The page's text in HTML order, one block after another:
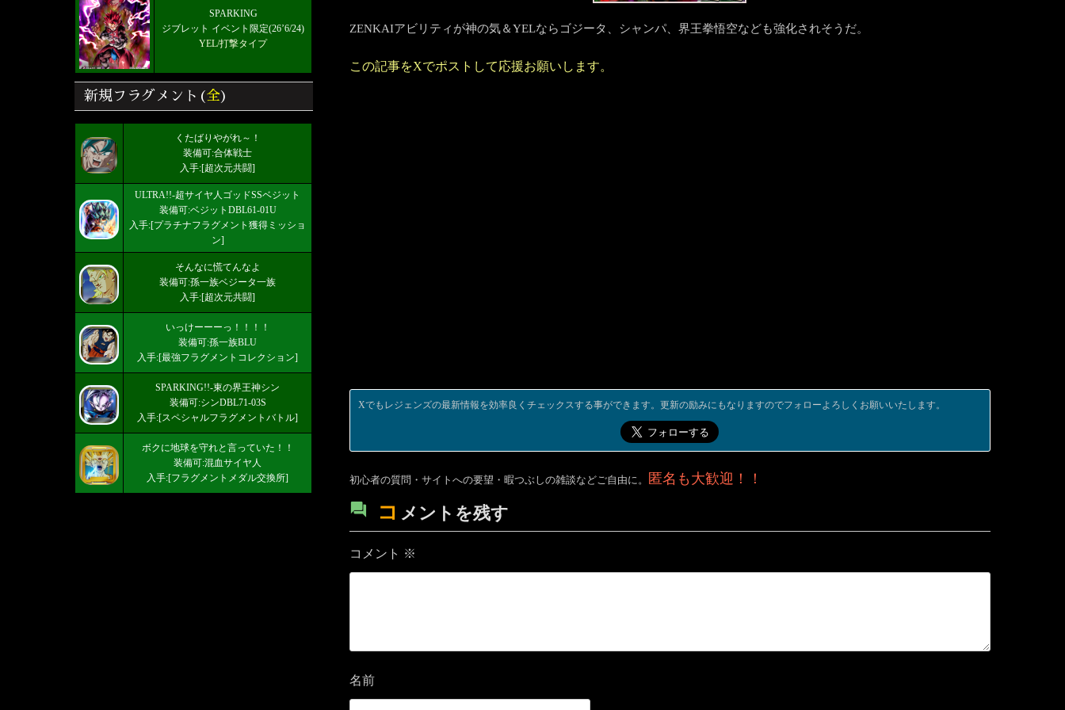
ZENKAIアビリティが神の気＆YELならゴジータ、シャンパ、界王拳悟空なども強化されそうだ。
この記事をXでポストして応援お願いします。
Xでもレジェンズの最新情報を効率良くチェックスする事ができます。更新の励みにもなりますのでフォローよろしくお願いいたします。
初心者の質問・サイトへの要望・暇つぶしの雑談などご自由に。 匿名も大歓迎！！
コ メントを残す
コメント ※
名前
SPARKING
ジブレット イベント限定(26’6/24)
YEL/打撃タイプ
新規フラグメント(全)
くたばりやがれ～！
装備可:合体戦士
入手:[超次元共闘]
ULTRA!!-超サイヤ人ゴッドSSベジット
装備可:ベジットDBL61-01U
入手:[プラチナフラグメント獲得ミッショ
ン]
そんなに慌てんなよ
装備可:孫一族ベジータ一族
入手:[超次元共闘]
いっけーーーっ！！！！
装備可:孫一族BLU
入手:[最強フラグメントコレクション]
SPARKING!!-東の界王神シン
装備可:シンDBL71-03S
入手:[スペシャルフラグメントバトル]
ボクに地球を守れと言っていた！！
装備可:混血サイヤ人
入手:[フラグメントメダル交換所]